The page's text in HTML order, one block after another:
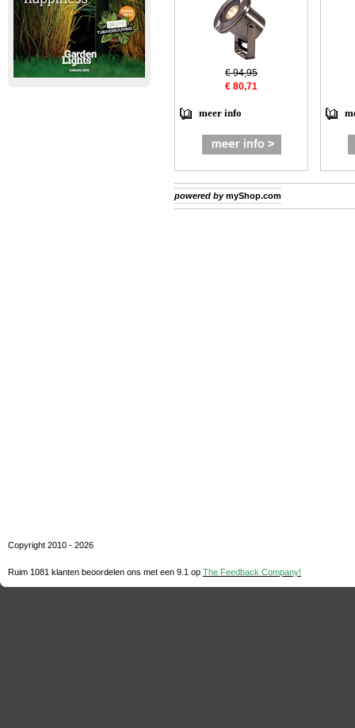
€ 94,95
€ 80,71
meer info
powered bymyShop.com
Copyright 2010 - 2026
Ruim 1081 klanten beoordelen ons met een 9.1 op The Feedback Company!